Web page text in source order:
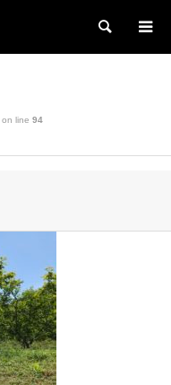
検索
on line 94